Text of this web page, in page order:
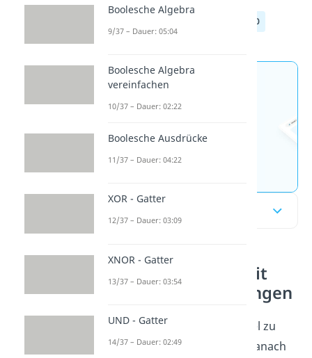
Klasse 10
Jetzt neu: Teste dein
Wissen mit unseren
Aufgaben entdecken
Übungsaufgaben mit
gegebenen Gleichungen
Los geht’s mit je einem Beispiel zu
den dreiLösungsverfahren
. Danach
Boolesche Algebra
9/37 – Dauer: 05:04
Boolesche Algebra
vereinfachen
10/37 – Dauer: 02:22
Boolesche Ausdrücke
11/37 – Dauer: 04:22
XOR - Gatter
12/37 – Dauer: 03:09
XNOR - Gatter
13/37 – Dauer: 03:54
UND - Gatter
14/37 – Dauer: 02:49